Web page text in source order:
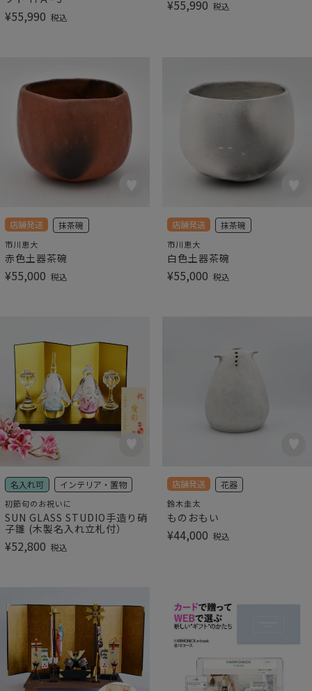
¥55,990 税込
¥55,990 税込
店舗発送 抹茶碗
市川恵大
赤色土器茶碗
¥55,000 税込
店舗発送 抹茶碗
市川恵大
白色土器茶碗
¥55,000 税込
名入れ可 インテリア・置物
初節句のお祝いに
SUN GLASS STUDIO手造り硝
子雛 (木製名入れ立札付）
¥52,800 税込
店舗発送 花器
鈴木圭太
ものおもい
¥44,000 税込